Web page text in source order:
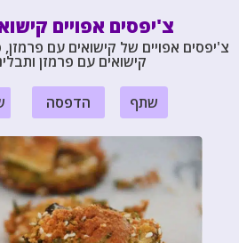
צ'יפסים אפויים
צ'יפסים אפויים של קישואים עם
קישואים עם פרמזן
שתף הדפסה